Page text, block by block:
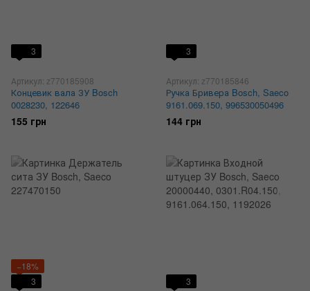
3
Артикул: z770185908
Концевик вала ЗУ Bosch
0028230, 122646
155 грн
3
Артикул: z770185846
Ручка Бривера Bosch, Saeco
9161.069.150, 996530050496
144 грн
−18%
3
3